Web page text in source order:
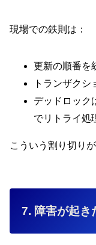
現場での鉄則は：
更新の順番を
トランザクシ
デッドロック
でリトライ処
こういう割り切り
7. 障害が起き